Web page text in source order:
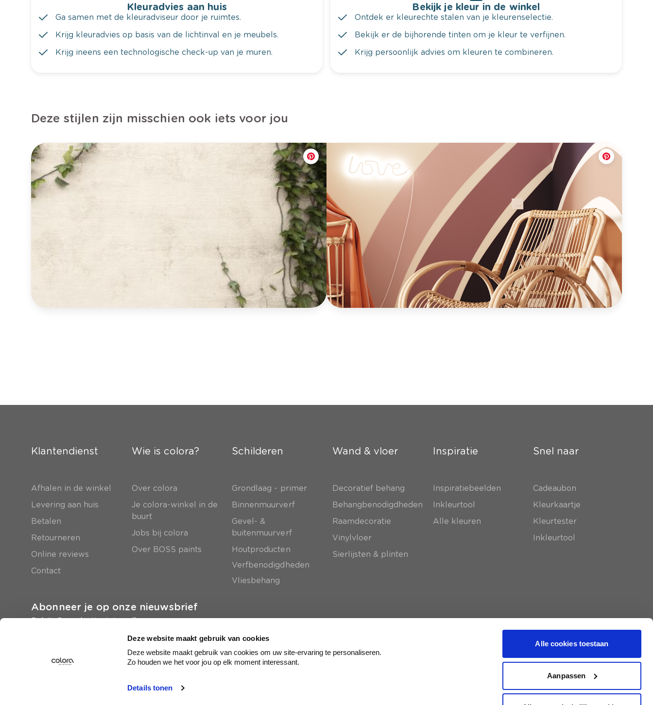
Deze website maakt gebruik van cookies
Deze website maakt gebruik van cookies om uw site-ervaring te personaliseren.
Zo houden we het voor jou op elk moment interessant.
Details tonen
Alle cookies toestaan
Aanpassen
Kleuradvies aan huis
Ga samen met de kleuradviseur door je ruimtes.
Krijg kleuradvies op basis van de lichtinval en je meubels.
Krijg ineens een technologische check-up van je muren.
Bekijk je kleur in de winkel
Ontdek er kleurechte stalen van je kleurenselectie.
Bekijk er de bijhorende tinten om je kleur te verfijnen.
Krijg persoonlijk advies om kleuren te combineren.
Deze stijlen zijn misschien ook iets voor jou
Klantendienst
Afhalen in de winkel
Levering aan huis
Betalen
Retourneren
Online reviews
Contact
Wie is colora?
Over colora
Je colora-winkel in de
buurt
Jobs bij colora
Over BOSS paints
Schilderen
Grondlaag - primer
Binnenmuurverf
Gevel- &
buitenmuurverf
Houtproducten
Verfbenodigdheden
Vliesbehang
Wand & vloer
Decoratief behang
Behangbenodigdheden
Raamdecoratie
Vinylvloer
Sierlijsten & plinten
Inspiratie
Inspiratiebeelden
Inkleurtool
Alle kleuren
Snel naar
Cadeaubon
Kleurkaartje
Kleurtester
Inkleurtool
Abonneer je op onze nieuwsbrief
En krijg 5 euro korting in je mailbox
Inschrijven